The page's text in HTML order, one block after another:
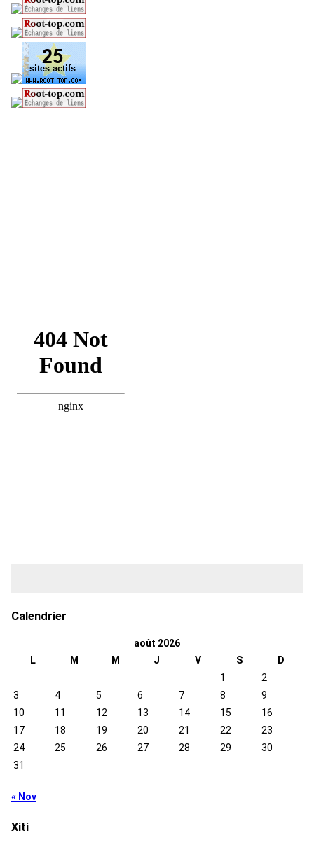
Calendrier
août 2026
L
M M J V S
D
1
2
3
4 5 6 7 8
9
10
11 12 13 14 15
16
17
18 19 20 21 22
23
24
25 26 27 28 29
30
31
« Nov
Xiti